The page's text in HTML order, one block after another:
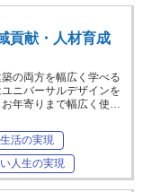
貢献・人材育成
の両方を幅広く学べる
ニバーサルデザインを
年寄りまで幅広く使…
活の実現
人生の実現